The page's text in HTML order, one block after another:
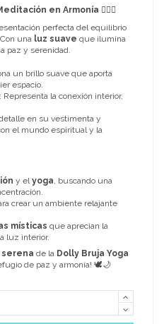
en Armonía 🧘‍♀️✨
perfecta del equilibrio
una luz suave que ilumina
paz y serenidad.
un brillo suave que aporta
espacio.
: Representa la conexión interior,
en su vestimenta y
el mundo espiritual y la
y elyoga, buscando una
crear un ambiente relajante
místicas que aprecian la
luz interior.
de la Dolly Bruja Yoga
de paz y armonía! 🕊️🌙